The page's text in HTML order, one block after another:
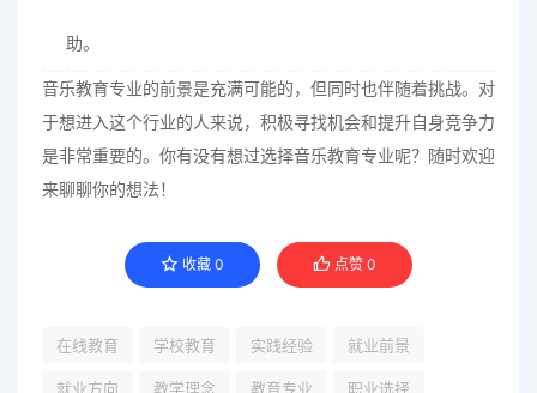
助。
音乐教育专业的前景是充满可能的，但同时也伴随着挑战。对
于想进入这个行业的人来说，积极寻找机会和提升自身竞争力
是非常重要的。你有没有想过选择音乐教育专业呢？随时欢迎
来聊聊你的想法！
收藏 0 点赞 0
在线教育 学校教育 实践经验 就业前景
就业方向 教学理念 教育专业 职业选择